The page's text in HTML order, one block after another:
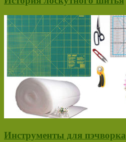
Инструменты для пэчворка